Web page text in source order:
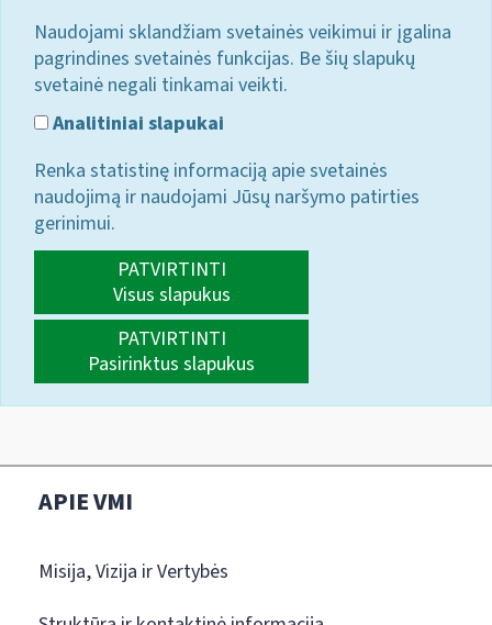
Naudojami sklandžiam svetainės veikimui ir įgalina
pagrindines svetainės funkcijas. Be šių slapukų
svetainė negali tinkamai veikti.
Analitiniai slapukai
Renka statistinę informaciją apie svetainės
naudojimą ir naudojami Jūsų naršymo patirties
gerinimui.
PATVIRTINTI
Visus slapukus
PATVIRTINTI
Pasirinktus slapukus
APIE VMI
Misija, Vizija ir Vertybės